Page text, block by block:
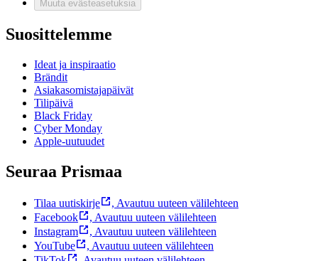
Muuta evästeasetuksia
Suosittelemme
Ideat ja inspiraatio
Brändit
Asiakasomistajapäivät
Tilipäivä
Black Friday
Cyber Monday
Apple-uutuudet
Seuraa Prismaa
Tilaa uutiskirje , Avautuu uuteen välilehteen
Facebook
, Avautuu uuteen välilehteen
Instagram
, Avautuu uuteen välilehteen
YouTube
, Avautuu uuteen välilehteen